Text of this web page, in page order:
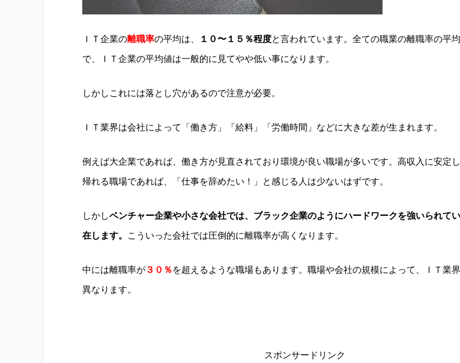
ＩＴ企業の離職率の平均は、 １０〜１５％程度と言われています。全ての職業の離職率の平
で、ＩＴ企業の平均値は一般的に見てやや低い事になります。
しかしこれには落とし穴があるので注意が必要。
ＩＴ業界は会社によって「働き方」「給料」「労働時間」などに大きな差が生まれます。
例えば大企業であれば、働き方が見直されており環境が良い職場が多いです。高収入に安定
帰れる職場であれば、「仕事を辞めたい！」と感じる人は少ないはずです。
しかしベンチャー企業や小さな会社では、ブラック企業のようにハードワークを強いられて
在します。
こういった会社では圧倒的に離職率が高くなります。
中には離職率が３０％を超えるような職場もあります。職場や会社の規模によって、ＩＴ業
異なります。
スポンサードリンク